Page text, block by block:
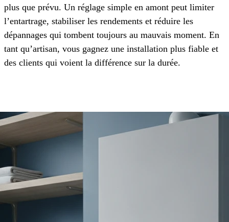
plus que prévu. Un réglage simple en amont peut limiter
l’entartrage, stabiliser les rendements et réduire les
dépannages qui tombent toujours au mauvais moment. En
tant qu’artisan, vous gagnez une installation plus fiable et
des clients qui voient la différence sur la durée.